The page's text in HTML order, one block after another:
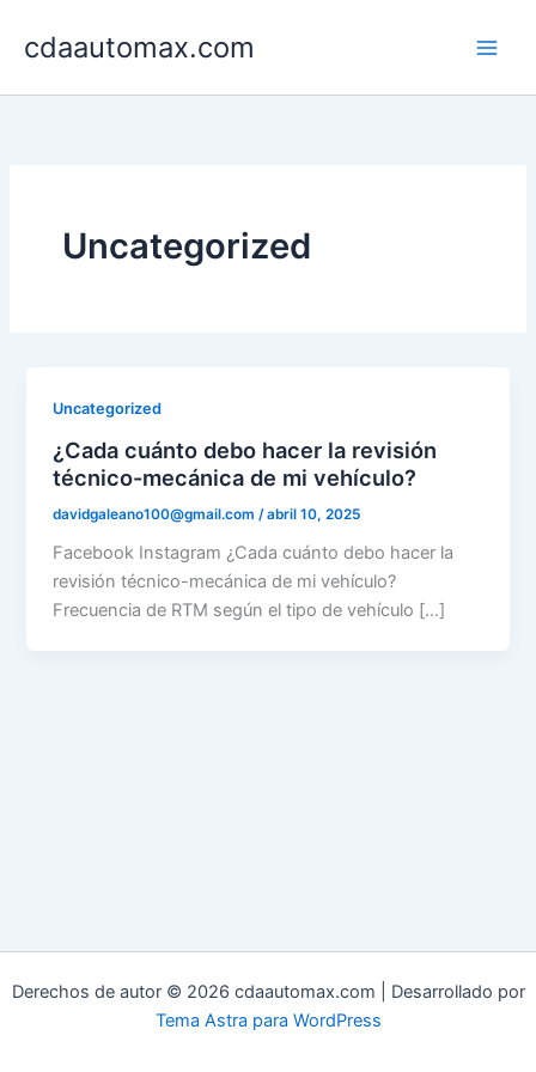
cdaautomax.com
Uncategorized
Uncategorized
¿Cada cuánto debo hacer la revisión
técnico-mecánica de mi vehículo?
davidgaleano100@gmail.com /abril 10, 2025
Facebook Instagram ¿Cada cuánto debo hacer la
revisión técnico-mecánica de mi vehículo?
Frecuencia de RTM según el tipo de vehículo […]
Derechos de autor © 2026 cdaautomax.com | Desarrollado por
Tema Astra para WordPress